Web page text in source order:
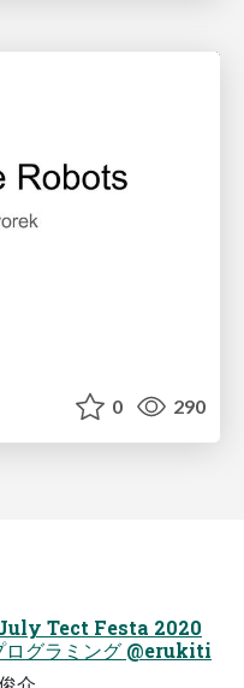
0 290
Tect Festa 2020
グラミング @erukiti
介